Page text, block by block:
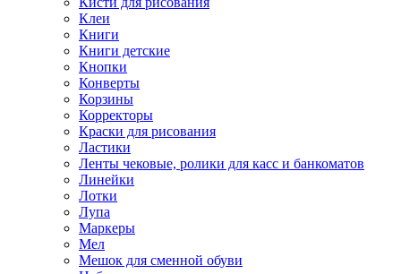
Клеи
Книги
Книги детские
Кнопки
Конверты
Корзины
Корректоры
Краски для рисования
Ластики
Ленты чековые, ролики для касс и банкоматов
Линейки
Лотки
Лупа
Маркеры
Мел
Мешок для сменной обуви